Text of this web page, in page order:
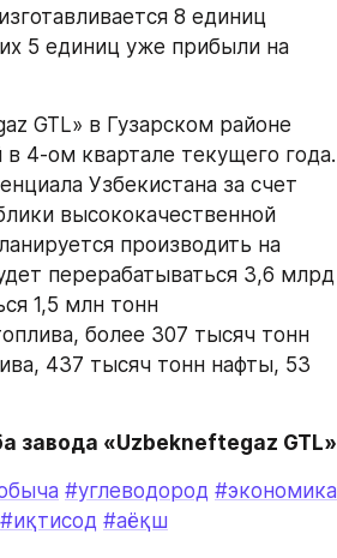
8 единиц
5 единиц уже прибыли на
GTL» в Гузарском районе
4-ом квартале текущего года.
Узбекистана за счет
высококачественной
производить на
перерабатываться 3,6 млрд
1,5 млн тонн
более 307 тысяч тонн
437 тысяч тонн нафты, 53
завода «Uzbekneftegaz GTL»
#углеводород #экономика
#иқтисод #аёқш